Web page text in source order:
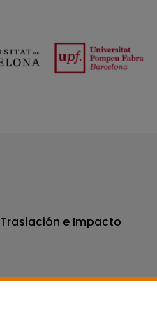
Traslación e Impacto